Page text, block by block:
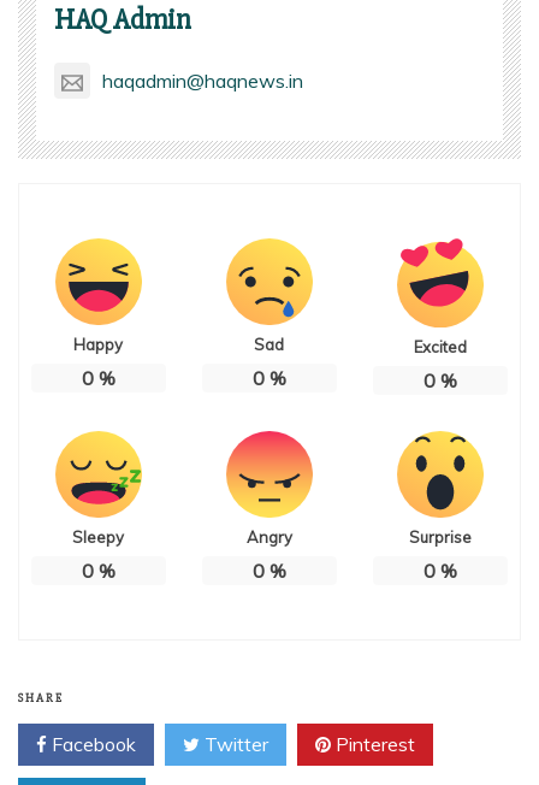
HAQ Admin
haqadmin@haqnews.in
Happy
0%
Sad
0%
Excited
0%
Sleepy
0%
Angry
0%
Surprise
0%
SHARE
Facebook Twitter Pinterest